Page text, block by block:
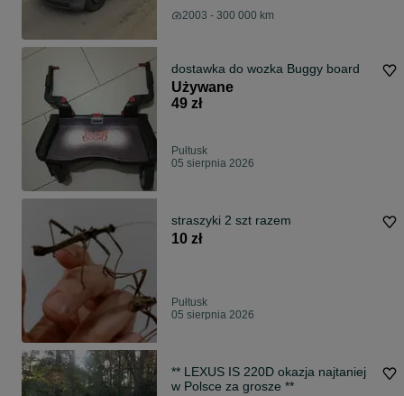
2003 - 300 000 km
dostawka do wozka Buggy board
Używane
49 zł
Pułtusk
05 sierpnia 2026
straszyki 2 szt razem
10 zł
Pułtusk
05 sierpnia 2026
** LEXUS IS 220D okazja najtaniej
w Polsce za grosze **